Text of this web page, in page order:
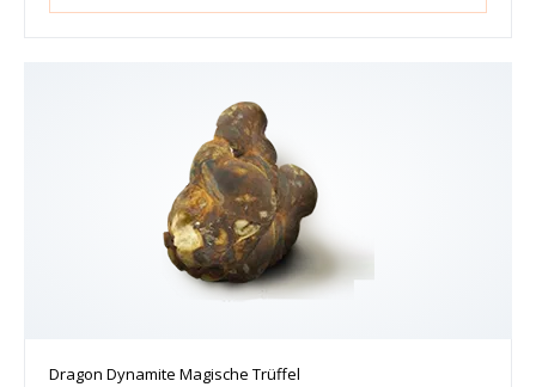
Dragon Dynamite Magische Trüffel